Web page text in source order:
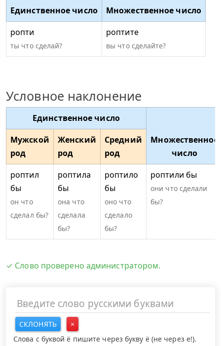
Единственное число
Множественное число
ропти
ты что сделай?
роптите
вы что сделайте?
Условное наклонение
Единственное число
Множественное
число
Мужской
род
Женский
род
Средний
род
роптил
бы
он что
сделал бы?
роптила
бы
она что
сделала
бы?
роптило
бы
оно что
сделало
бы?
роптили бы
они что сделали
бы?
✓ Слово проверено администратором.
СКЛОНЯТЬ
×
Слова с буквой ё пишите через букву ё (не через е!).